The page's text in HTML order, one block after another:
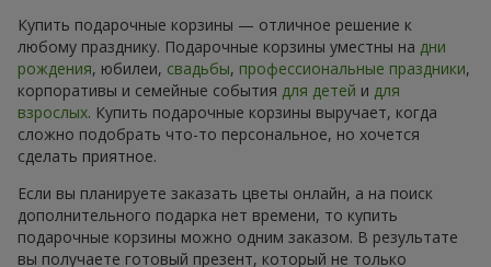
Купить подарочные корзины — отличное решение к
любому празднику. Подарочные корзины уместны на дни
рождения, юбилеи, свадьбы, профессиональные праздники,
корпоративы и семейные события для детей и для
взрослых. Купить подарочные корзины выручает, когда
сложно подобрать что-то персональное, но хочется
сделать приятное.
Если вы планируете заказать цветы онлайн, а на поиск
дополнительного подарка нет времени, то купить
подарочные корзины можно одним заказом. В результате
вы получаете готовый презент, который не только